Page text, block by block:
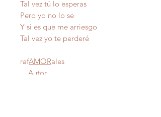
Tal vez tú lo esperas
Pero yo no lo se
Y si es que me arriesgo
Tal vez yo te perderé
rafAMORales
Autor